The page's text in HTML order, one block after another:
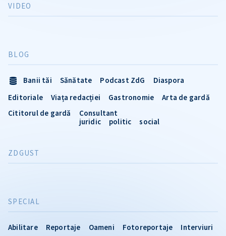
VIDEO
SPECIAL
Abilitare Reportaje Oameni Fotoreportaje
Interviuri
BLOG
Banii tăi Sănătate Podcast ZdG
Diaspora
Editoriale
Viața redacției Gastronomie
Arta de gardă
Cititorul de gardă
Consultant
juridic
politic social
ZDGUST